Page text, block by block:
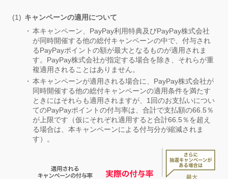
キャンペーンの適用について
本キャンペーン、PayPay利用特典及びPayPay株式会社
が同時開催する他の総付キャンペーンの中で、付与され
るPayPayポイントの額が最大となるものが適用されま
す。PayPay株式会社が指定する場合を除き、それらが重
複適用されることはありません。
本キャンペーンが適用される場合に、PayPay株式会社が
同時開催する他の総付キャンペーンの適用条件を満たす
ときにはそれらも適用されますが、1回のお支払いについ
てのPayPayポイントの付与率は、合計で支払額の66.5％
が上限です（仮にそれぞれ適用すると合計66.5％を超え
る場合は、本キャンペーンによる付与分が縮減されま
す）。